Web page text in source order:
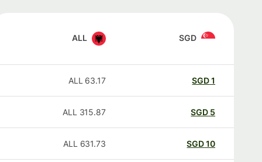
SGD
ALL
SGD
63.17
ALL
SGD
315.87
ALL
SGD
631.73
ALL